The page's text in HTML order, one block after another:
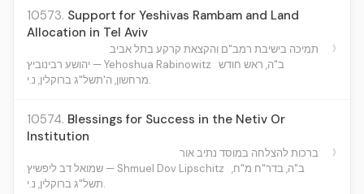
10573. Support for Yeshivas Rambam and Land
Allocation in Tel Aviv
תמיכה בישיבת רמב"ם והקצאת קרקע בתל אביב
יהושע רבינוביץ — Yehoshua Rabinowitz ב"ה, ראש חודש
מרחשון, ה'תשל"ג ברוקלין, נ.י.
›
10574. Blessings for Success in the Netiv Or
Institution
ברכות להצלחה במוסד נתיב אור
שמואל דב ליפשיץ — Shmuel Dov Lipschitz ב"ה, בדר"ח מ"ח,
תשל"ג ברוקלין, נ.י.
›